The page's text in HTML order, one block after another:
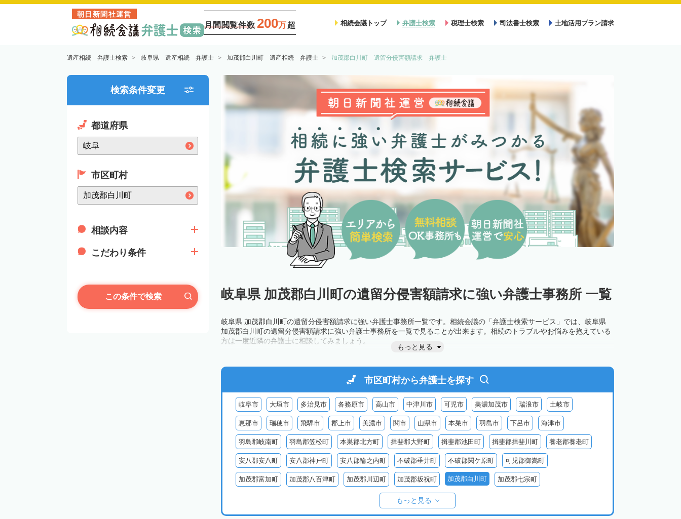
朝日新聞社運営
月間閲覧件数 200万超 相続会議トップ 弁護士検索 税理士検索 司法書士検索 土地活用プラン請求
遺産相続 弁護士検索 岐阜県 遺産相続 弁護士 加茂郡白川町 遺産相続 弁護士 加茂郡白川町 遺留分侵害額請求 弁護士
検索条件変更
都道府県
市区町村
相談内容
こだわり条件
この条件で検索 岐阜県 加茂郡白川町の遺留分侵害額請求に強い弁護士事務所 一覧
岐阜県 加茂郡白川町の遺留分侵害額請求に強い弁護士事務所一覧です。相続会議の「弁護士検索サービス」では、岐阜県
加茂郡白川町の遺留分侵害額請求に強い弁護士事務所を一覧で見ることが出来ます。相続のトラブルやお悩みを抱えている
方は一度近隣の弁護士に相談してみましょう。
もっと見る
市区町村から弁護士を探す
岐阜市 大垣市 多治見市 各務原市 高山市 中津川市 可児市 美濃加茂市 瑞浪市 土岐市
恵那市 瑞穂市 飛騨市 郡上市 美濃市 関市 山県市 本巣市 羽島市 下呂市 海津市
羽島郡岐南町 羽島郡笠松町 本巣郡北方町 揖斐郡大野町 揖斐郡池田町 揖斐郡揖斐川町 養老郡養老町
安八郡安八町 安八郡神戸町 安八郡輪之内町 不破郡垂井町 不破郡関ケ原町 可児郡御嵩町
加茂郡富加町 加茂郡八百津町 加茂郡川辺町 加茂郡坂祝町 加茂郡白川町 加茂郡七宗町
もっと見る